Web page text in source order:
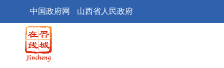
中国政府网 山西省人民政府